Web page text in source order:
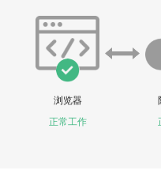
浏览器
正常工作